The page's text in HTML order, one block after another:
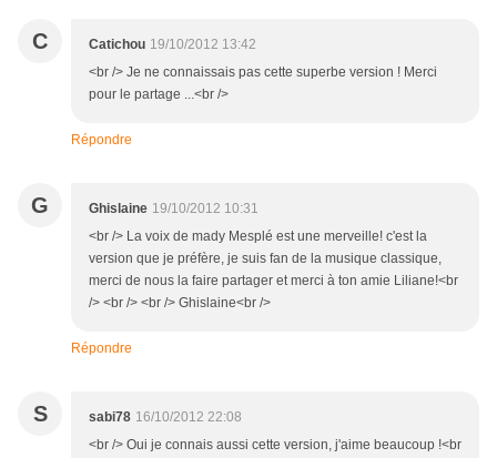
C Catichou 19/10/2012 13:42
<br /> Je ne connaissais pas cette superbe version ! Merci
pour le partage ...<br />
Répondre
G Ghislaine 19/10/2012 10:31
<br /> La voix de mady Mesplé est une merveille! c'est la
version que je préfère, je suis fan de la musique classique,
merci de nous la faire partager et merci à ton amie Liliane!<br
/> <br /> <br /> Ghislaine<br />
Répondre
S sabi78 16/10/2012 22:08
<br /> Oui je connais aussi cette version, j'aime beaucoup !<br